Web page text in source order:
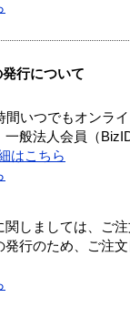
行について
いつでもオンラ
般法人会員（
はこちら
しましては、ご
行のため、ご注